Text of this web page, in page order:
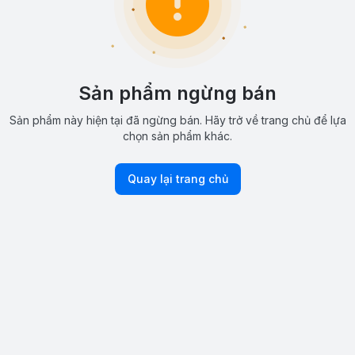
Sản phẩm ngừng bán
Sản phẩm này hiện tại đã ngừng bán. Hãy trở về trang chủ để lựa
chọn sản phẩm khác.
Quay lại trang chủ